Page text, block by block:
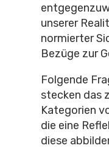
unserer
normierter
Bezüge zur
Folgende
stecken das
Kategorien
die eine
diese